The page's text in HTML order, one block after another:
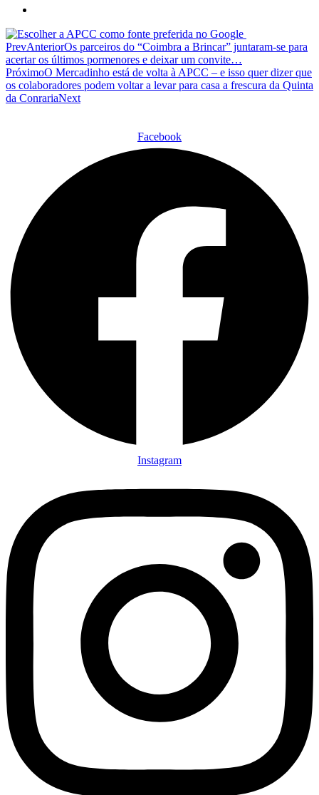
PrevAnteriorOs parceiros do “Coimbra a Brincar” juntaram-se para
acertar os últimos pormenores e deixar um convite…
PróximoO Mercadinho está de volta à APCC – e isso quer dizer que
os colaboradores podem voltar a levar para casa a frescura da Quinta
da ConrariaNext
Facebook
Instagram